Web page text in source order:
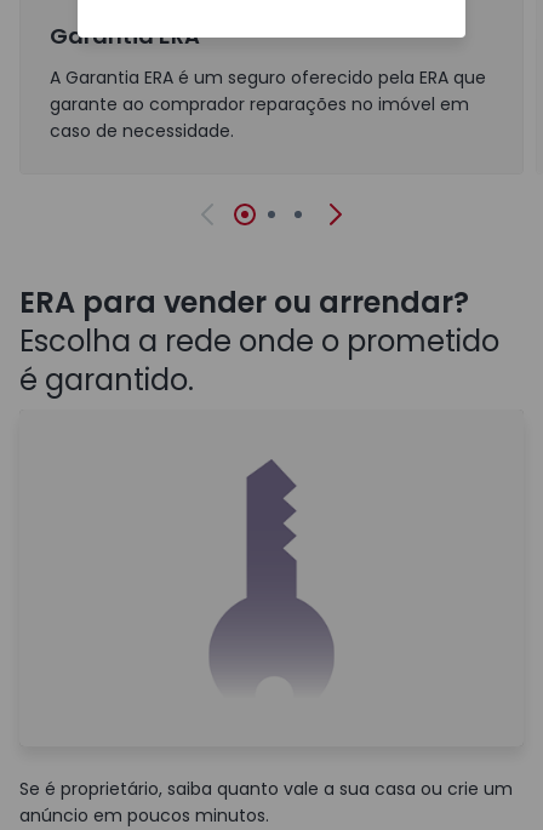
Garantia ERA
A Garantia ERA é um seguro oferecido pela ERA que
garante ao comprador reparações no imóvel em
caso de necessidade.
Anterior Seguinte
ERA para vender ou arrendar?
Escolha a rede onde o prometido
é garantido.
Se é proprietário, saiba quanto vale a sua casa ou crie um
anúncio em poucos minutos.